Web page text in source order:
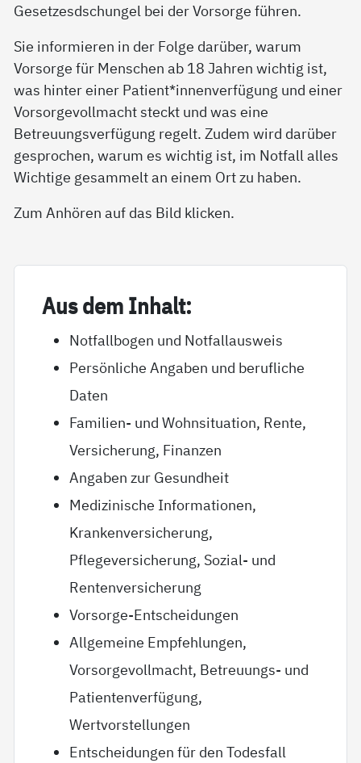
Gesetzesdschungel bei der Vorsorge führen.
Sie informieren in der Folge darüber, warum
Vorsorge für Menschen ab 18 Jahren wichtig ist,
was hinter einer Patient*innenverfügung und einer
Vorsorgevollmacht steckt und was eine
Betreuungsverfügung regelt. Zudem wird darüber
gesprochen, warum es wichtig ist, im Notfall alles
Wichtige gesammelt an einem Ort zu haben.
Zum Anhören auf das Bild klicken.
Aus dem In­halt:
Notfallbogen und Notfallausweis
Persönliche Angaben und berufliche
Daten
Familien- und Wohnsituation, Rente,
Versicherung, Finanzen
Angaben zur Gesundheit
Medizinische Informationen,
Krankenversicherung,
Pflegeversicherung, Sozial- und
Rentenversicherung
Vorsorge-Entscheidungen
Allgemeine Empfehlungen,
Vorsorgevollmacht, Betreuungs- und
Patientenverfügung,
Wertvorstellungen
Entscheidungen für den Todesfall